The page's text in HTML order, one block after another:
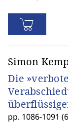
Simon
Die
pp. 1086-1091